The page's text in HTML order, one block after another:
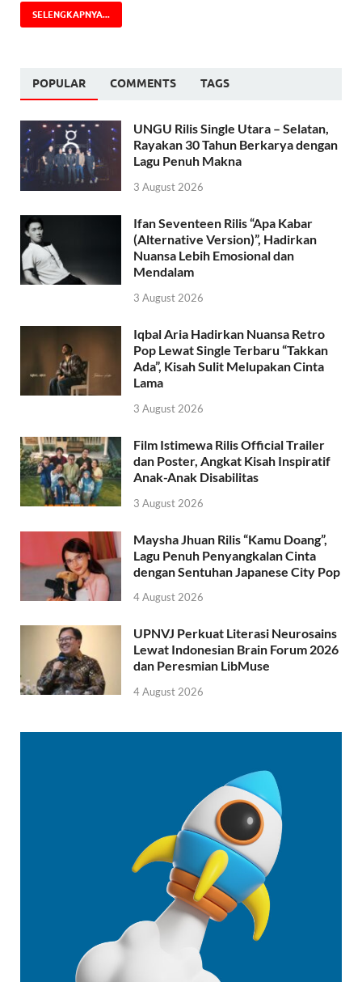
SELENGKAPNYA...
POPULAR COMMENTS TAGS
UNGU Rilis Single Utara – Selatan,
Rayakan 30 Tahun Berkarya dengan
Lagu Penuh Makna
3 August 2026
Ifan Seventeen Rilis “Apa Kabar
(Alternative Version)”, Hadirkan
Nuansa Lebih Emosional dan
Mendalam
3 August 2026
Iqbal Aria Hadirkan Nuansa Retro
Pop Lewat Single Terbaru “Takkan
Ada”, Kisah Sulit Melupakan Cinta
Lama
3 August 2026
Film Istimewa Rilis Official Trailer
dan Poster, Angkat Kisah Inspiratif
Anak-Anak Disabilitas
3 August 2026
Maysha Jhuan Rilis “Kamu Doang”,
Lagu Penuh Penyangkalan Cinta
dengan Sentuhan Japanese City Pop
4 August 2026
UPNVJ Perkuat Literasi Neurosains
Lewat Indonesian Brain Forum 2026
dan Peresmian LibMuse
4 August 2026